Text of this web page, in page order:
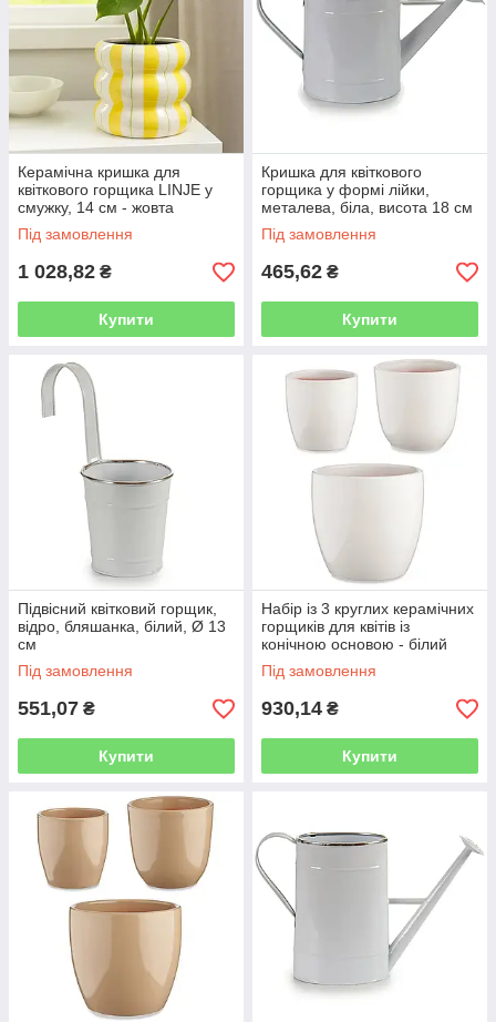
Керамічна кришка для
квіткового горщика LINJE у
смужку, 14 см - жовта
Під замовлення
1 028,82 ₴
Купити
Кришка для квіткового
горщика у формі лійки,
металева, біла, висота 18 см
Під замовлення
465,62 ₴
Купити
Підвісний квітковий горщик,
відро, бляшанка, білий, Ø 13
см
Під замовлення
551,07 ₴
Купити
Набір із 3 круглих керамічних
горщиків для квітів із
конічною основою - білий
Під замовлення
930,14 ₴
Купити